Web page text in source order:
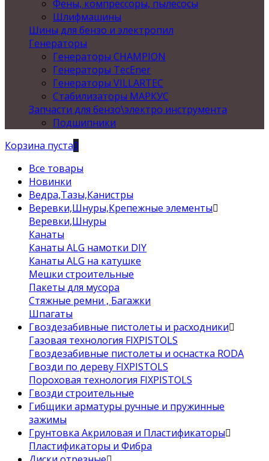
Фены, компрессоры, пылесосы
Шлифмашины
Шины для бензо и электропил
Генераторы
Генераторы CHAMPION
Генераторы TecEner
Генераторы VILLARTEC
Стабилизаторы МАРКУС
Запчасти для бензо\электро инструмента
Подшипники
Корзина пуста0
Все товары
Новинки
Ведра,Тазы,Канистры
Веревки,Шнуры,Крепежные элементы
Веревки,Шнуры
Канаты
Канаты ALG намотки DIY
Канаты ALG на катушке
Мешки строительные
Пакеты для мусора
Стяжные ремни , Багажки
Шпагаты
Гвоздезабивные пистолеты и расходники
Газовая технология FIXPISTOLS
Гвоздезабивные пистолеты и оснастка RODA
Гвозди по дереву FIXPISTOLS
Пороховая технология FIXPISTOLS
Гвозди строительные
Гибщики арматуры ручные и пружинные
зажимы
Грунтовка Акриловая и Пластификаторы
Пластификаторы и Фибра